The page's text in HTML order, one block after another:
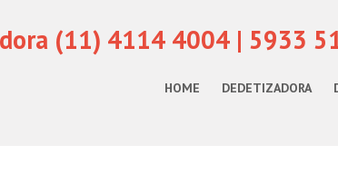
(11) 4114 4004 | 5933
HOME DEDETIZADORA